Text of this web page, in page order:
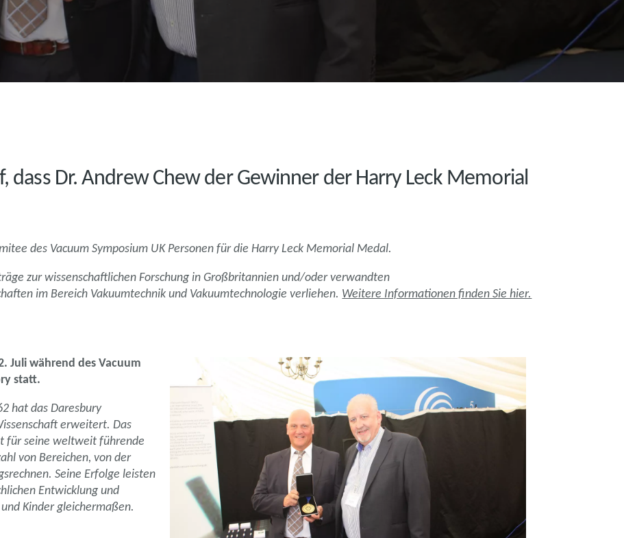
dass Dr. Andrew Chew der Gewinner der Harry Leck Memorial
des Vacuum Symposium UK Personen für die Harry Leck Memorial Medal.
zur wissenschaftlichen Forschung in Großbritannien und/oder verwandten
im Bereich Vakuumtechnik und Vakuumtechnologie verliehen. Weitere Informationen finden Sie hier.
Juli während des Vacuum
statt.
hat das Daresbury
erweitert. Das
für seine weltweit führende
von Bereichen, von der
Seine Erfolge leisten
Entwicklung und
Kinder gleichermaßen.